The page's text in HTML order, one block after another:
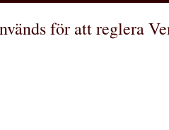
för att reglera